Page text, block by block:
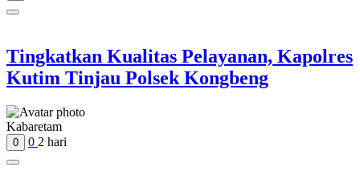
Tingkatkan Kualitas Pelayanan, Kapolres
Kutim Tinjau Polsek Kongbeng
Kabaretam
0 0 2 hari